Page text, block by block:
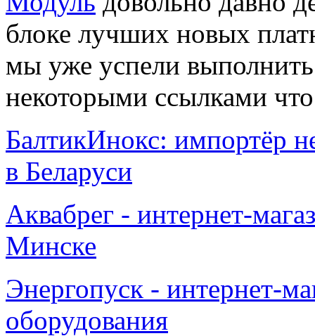
блоке лучших новых
мы уже успели
некоторыми ссылками
БалтикИнокс: импортёр
в Беларуси
Аквабрег - интернет-
Минске
Энергопуск - интернет-
оборудования